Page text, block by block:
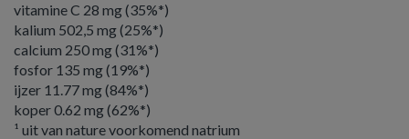
vitamine C 28 mg (35%*)
kalium 502,5 mg (25%*)
calcium 250 mg (31%*)
fosfor 135 mg (19%*)
ijzer 11.77 mg (84%*)
koper 0.62 mg (62%*)
¹ uit van nature voorkomend natrium